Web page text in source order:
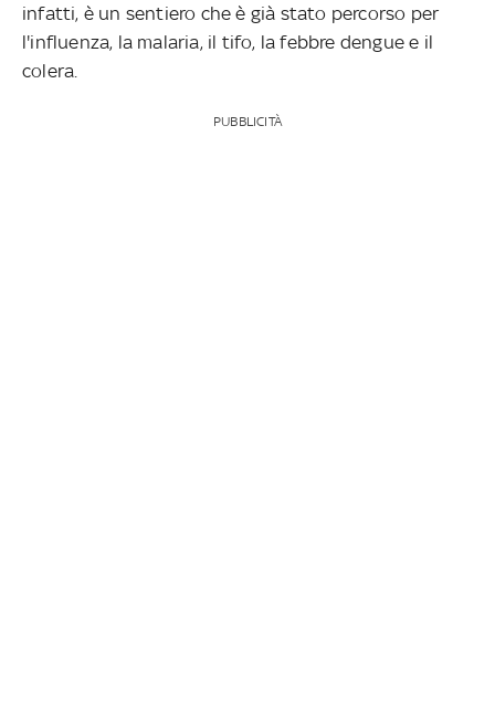
infatti, è un sentiero che è già stato percorso per
l'influenza, la malaria, il tifo, la febbre dengue e il
colera.
PUBBLICITÀ